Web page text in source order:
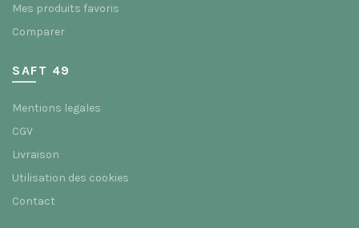
Mes produits favoris
Comparer
SAFT 49
Mentions legales
CGV
Livraison
Utilisation des cookies
Contact